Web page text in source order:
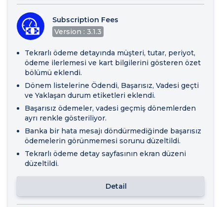
Subscription Fees
Version : 3.1.3
Tekrarlı ödeme detayında müşteri, tutar, periyot,
ödeme ilerlemesi ve kart bilgilerini gösteren özet
bölümü eklendi.
Dönem listelerine Ödendi, Başarısız, Vadesi geçti
ve Yaklaşan durum etiketleri eklendi.
Başarısız ödemeler, vadesi geçmiş dönemlerden
ayrı renkle gösteriliyor.
Banka bir hata mesajı döndürmediğinde başarısız
ödemelerin görünmemesi sorunu düzeltildi.
Tekrarlı ödeme detay sayfasının ekran düzeni
düzeltildi.
Detail